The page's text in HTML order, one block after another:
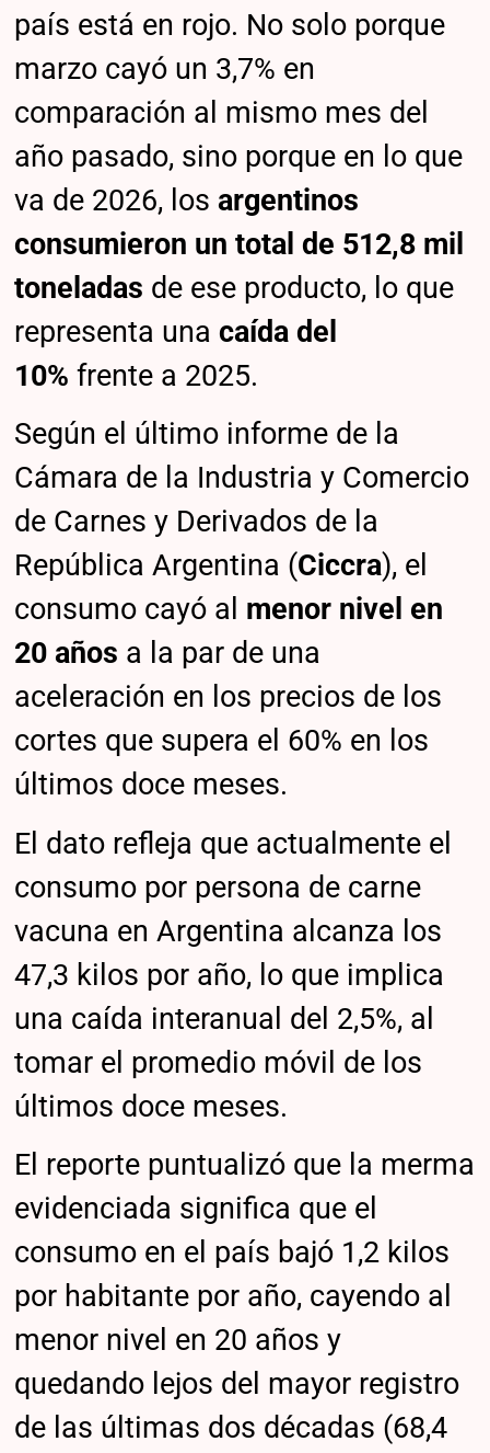
país está en rojo. No solo porque
marzo cayó un 3,7% en
comparación al mismo mes del
año pasado, sino porque en lo que
va de 2026, losargentinos
consumieron un total de 512,8 mil
toneladas de ese producto, lo que
representa una caída del
10% frente a 2025.
Según el último informe de la
Cámara de la Industria y Comercio
de Carnes y Derivados de la
República Argentina (Ciccra), el
consumo cayó al menor nivel en
20 años a la par de una
aceleración en los precios de los
cortes que supera el 60% en los
últimos doce meses.
El dato refleja que actualmente el
consumo por persona de carne
vacuna en Argentina alcanza los
47,3 kilos por año, lo que implica
una caída interanual del 2,5%, al
tomar el promedio móvil de los
últimos doce meses.
El reporte puntualizó que la merma
evidenciada significa que el
consumo en el país bajó 1,2 kilos
por habitante por año, cayendo al
menor nivel en 20 años y
quedando lejos del mayor registro
de las últimas dos décadas (68,4